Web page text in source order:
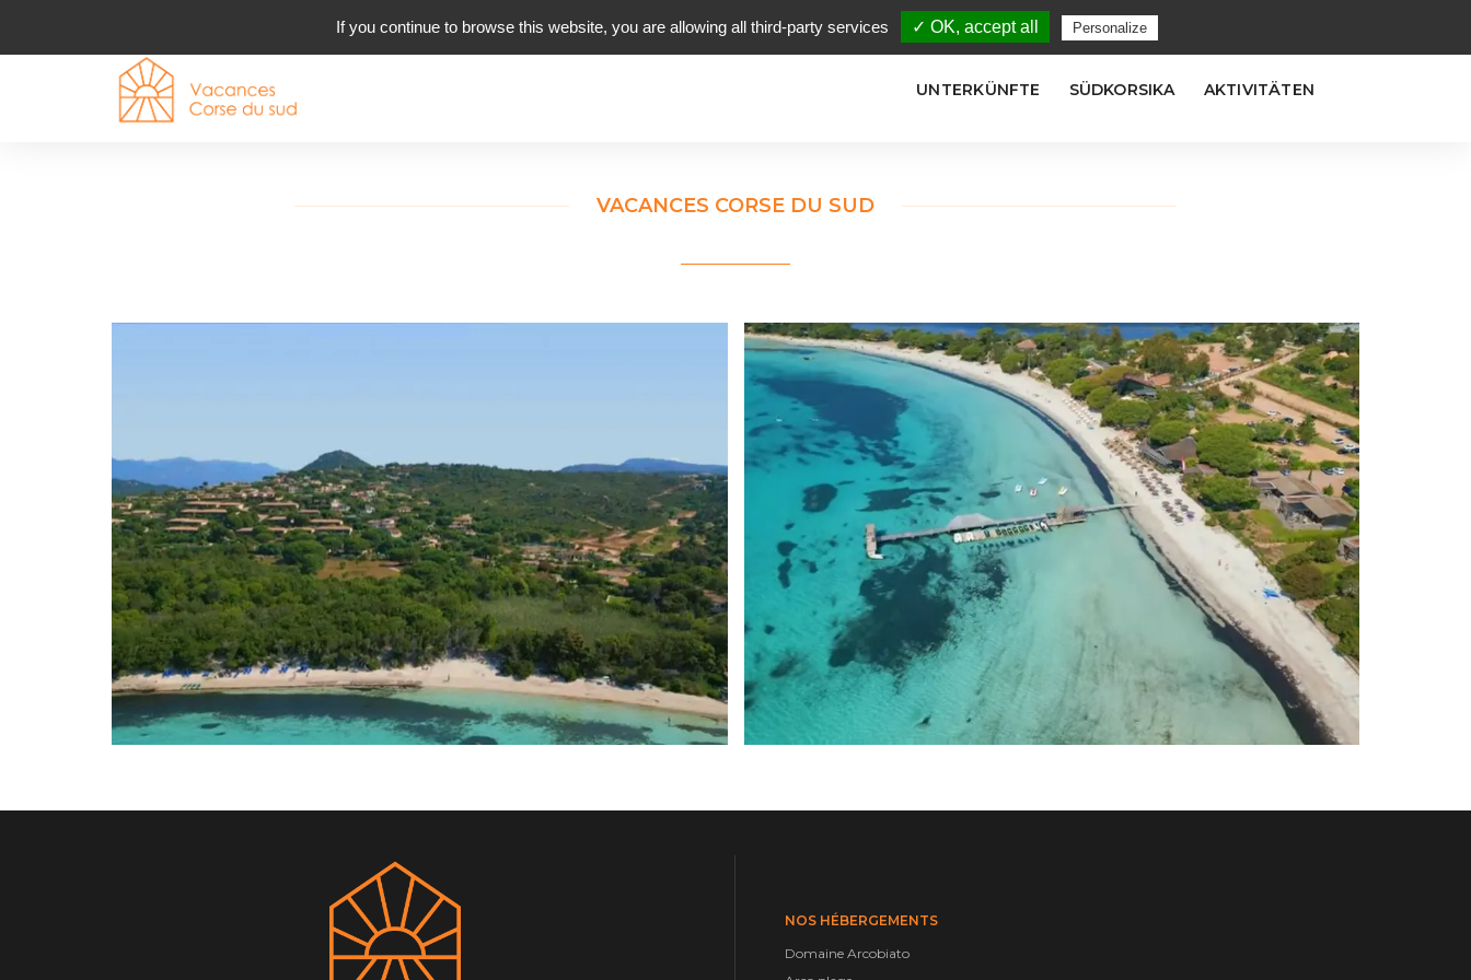
UNTERKÜNFTE SÜDKORSIKA AKTIVITÄTEN
VACANCES CORSE DU SUD
ENTDECKEN
+
ENTDECKEN
NOS HÉBERGEMENTS
Domaine Arcobiato
If you continue to browse this website, you are allowing all third-party services ✓ OK, accept all Personalize